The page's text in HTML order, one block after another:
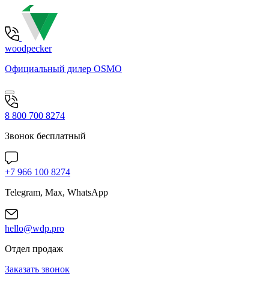
woodpecker
Официальный дилер OSMO
8 800 700 8274
Звонок бесплатный
+7 966 100 8274
Telegram, Max, WhatsApp
hello@wdp.pro
Отдел продаж
Заказать звонок